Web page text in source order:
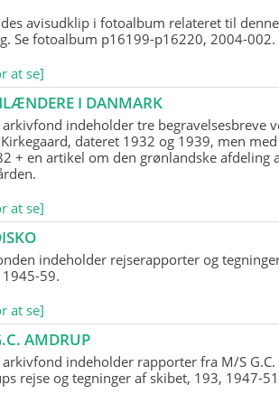
avisudklip i fotoalbum relateret til denne
Se fotoalbum p16199-p16220, 2004-002.
at se]
I DANMARK
arkivfond indeholder tre begravelsesbreve
dateret 1932 og 1939, men
+ en artikel om den grønlandske afdeling
at se]
indeholder rejserapporter og
59.
at se]
AMDRUP
arkivfond indeholder rapporter fra M/S G.C.
rejse og tegninger af skibet, 193, 1947-